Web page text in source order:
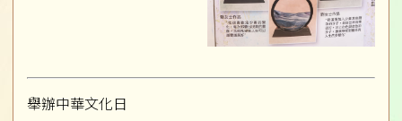
舉辦中華文化日